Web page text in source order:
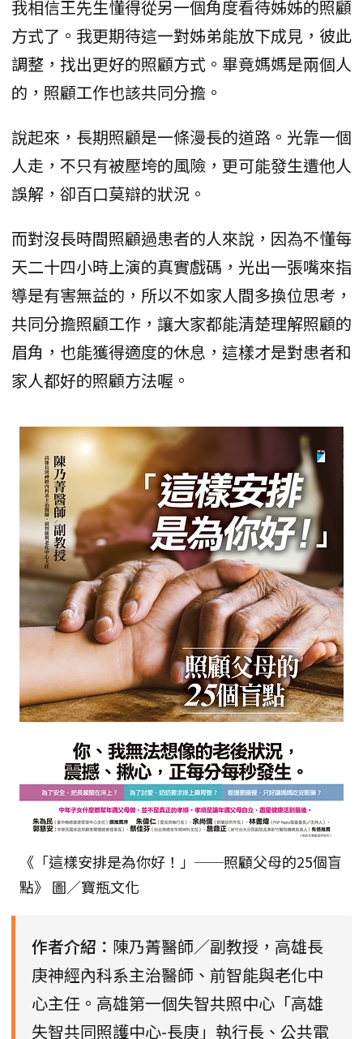
我相信王先生懂得從另一個角度看待姊姊的照顧
方式了。我更期待這一對姊弟能放下成見，彼此
調整，找出更好的照顧方式。畢竟媽媽是兩個人
的，照顧工作也該共同分擔。
說起來，長期照顧是一條漫長的道路。光靠一個
人走，不只有被壓垮的風險，更可能發生遭他人
誤解，卻百口莫辯的狀況。
而對沒長時間照顧過患者的人來說，因為不懂每
天二十四小時上演的真實戲碼，光出一張嘴來指
導是有害無益的，所以不如家人間多換位思考，
共同分擔照顧工作，讓大家都能清楚理解照顧的
眉角，也能獲得適度的休息，這樣才是對患者和
家人都好的照顧方法喔。
《「這樣安排是為你好！」──照顧父母的25個盲
點》 圖／寶瓶文化
作者介紹： 陳乃菁醫師／副教授，高雄長
庚神經內科系主治醫師、前智能與老化中
心主任。高雄第一個失智共照中心「高雄
失智共同照護中心-長庚」執行長、公共電